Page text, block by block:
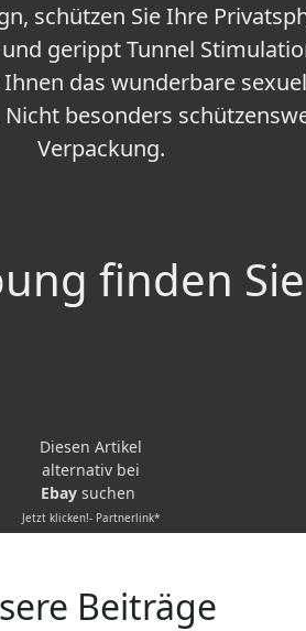
schützen Sie Ihre
gerippt Tunnel
das wunderbare
besonders
Verpackung.
finden
Diesen Artikel
alternativ bei
Ebay suchen
Jetzt klicken!- Partnerlink*
Beiträge